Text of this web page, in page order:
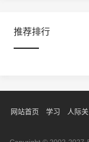
推荐排行
网站首页 学习 人际